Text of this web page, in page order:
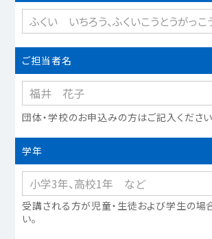
ご担当者名
団体‧学校のお申込みの⽅はご記⼊ください
学年
受講される方が児童・生徒および学生の場
い。